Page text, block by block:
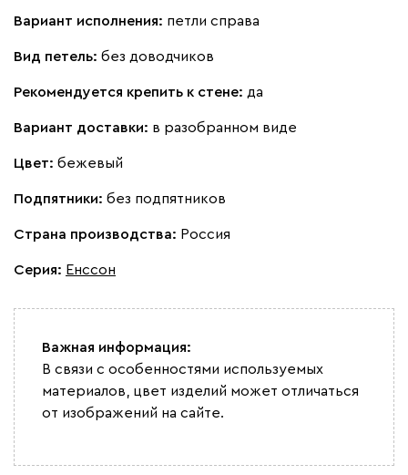
Вариант исполнения: петли справа
Вид петель: без доводчиков
Рекомендуется крепить к стене: да
Вариант доставки: в разобранном виде
Цвет: бежевый
Подпятники: без подпятников
Страна производства: Россия
Серия: Енссон
Важная информация:
В связи с особенностями используемых
материалов, цвет изделий может отличаться
от изображений на сайте.